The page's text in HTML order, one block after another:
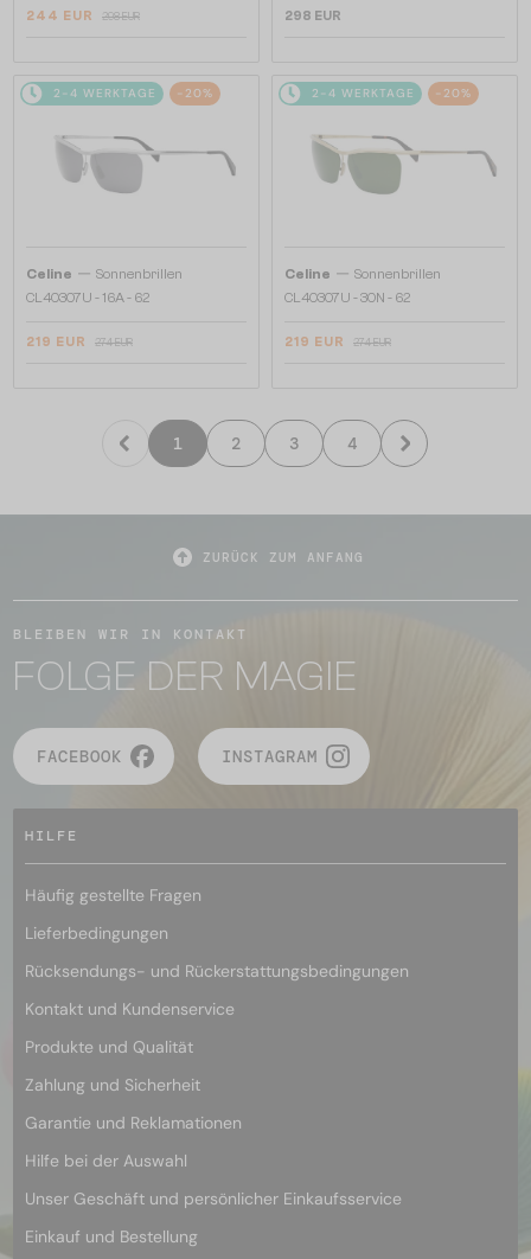
244 EUR 298 EUR 298 EUR
2-4 WERKTAGE -20%
Celine — Sonnenbrillen
CL40307U - 16A - 62
219 EUR 274 EUR
2-4 WERKTAGE -20%
Celine — Sonnenbrillen
CL40307U - 30N - 62
219 EUR 274 EUR
1 2 3 4
ZURÜCK ZUM ANFANG
BLEIBEN WIR IN KONTAKT
FOLGE DER MAGIE
FACEBOOK INSTAGRAM
HILFE
Häufig gestellte Fragen
Lieferbedingungen
Rücksendungs- und Rückerstattungsbedingungen
Kontakt und Kundenservice
Produkte und Qualität
Zahlung und Sicherheit
Garantie und Reklamationen
Hilfe bei der Auswahl
Unser Geschäft und persönlicher Einkaufsservice
Einkauf und Bestellung